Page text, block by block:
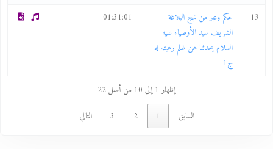
13
حكم وعبر من نهج البلاغة
الشريف سيد الأوصياء عليه
السلام يحدثنا عن ظلم رعيته له
ج1
01:31:01
إظهار 1 إلى 10 من أصل 22
السابق
2 التالي